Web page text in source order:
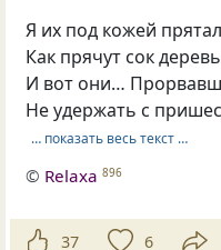
Я их под кожей
Как прячут сок
И вот они…
Не удержать с
… показать весь текст …
© Relaxa 896
37 6